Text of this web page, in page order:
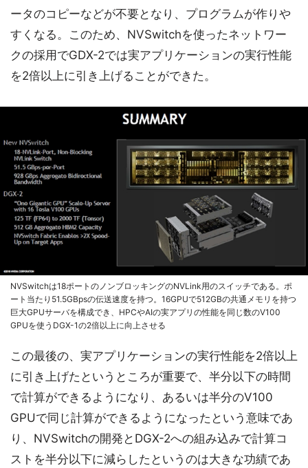
ータのコピーなどが不要となり、プログラムが作りや
すくなる。このため、NVSwitchを使ったネットワー
クの採用でGDX-2では実アプリケーションの実行性能
を2倍以上に引き上げることができた。
NVSwitchは18ポートのノンブロッキングのNVLink用のスイッチである。ポ
ート当たり51.5GBpsの伝送速度を持つ。16GPUで512GBの共通メモリを持つ
巨大GPUサーバを構成でき、HPCやAIの実アプリの性能を同じ数のV100
GPUを使うDGX-1の2倍以上に向上させる
この最後の、実アプリケーションの実行性能を2倍以上
に引き上げたというところが重要で、半分以下の時間
で計算ができるようになり、あるいは半分のV100
GPUで同じ計算ができるようになったという意味であ
り、NVSwitchの開発とDGX-2への組み込みで計算コ
ストを半分以下に減らしたというのは大きな功績であ